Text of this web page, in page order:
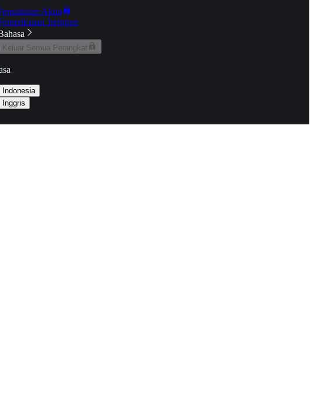
Akun
Jaringan
Keluar Semua Perangkat
Indonesia
Inggris